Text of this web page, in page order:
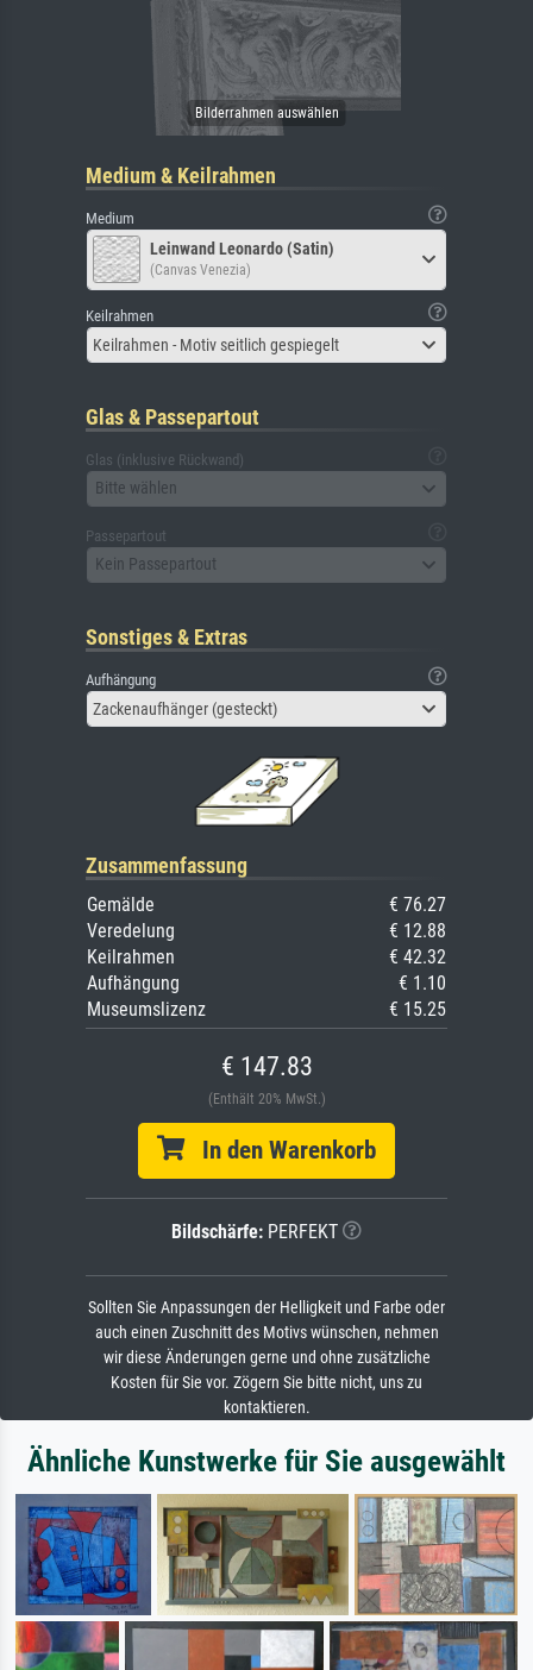
Medium & Keilrahmen
Medium
Leinwand Leonardo (Satin)
(Canvas Venezia)
Keilrahmen
Keilrahmen - Motiv seitlich gespiegelt
Glas & Passepartout
Glas (inklusive Rückwand)
Bitte wählen
Passepartout
Kein Passepartout
Sonstiges & Extras
Aufhängung
Zackenaufhänger (gesteckt)
Zusammenfassung
Gemälde
€ 76.27
Veredelung
€ 12.88
Keilrahmen
€ 42.32
Aufhängung
€ 1.10
Museumslizenz
€ 15.25
€ 147.83
(Enthält 20% MwSt.)
In den Warenkorb
Bildschärfe: PERFEKT
Sollten Sie Anpassungen der Helligkeit und Farbe oder
auch einen Zuschnitt des Motivs wünschen, nehmen
wir diese Änderungen gerne und ohne zusätzliche
Kosten für Sie vor. Zögern Sie bitte nicht, uns zu
kontaktieren.
Ähnliche Kunstwerke für Sie ausgewählt